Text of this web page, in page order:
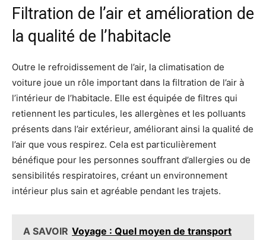
Filtration de l’air et amélioration de
la qualité de l’habitacle
Outre le refroidissement de l’air, la climatisation de
voiture joue un rôle important dans la filtration de l’air à
l’intérieur de l’habitacle. Elle est équipée de filtres qui
retiennent les particules, les allergènes et les polluants
présents dans l’air extérieur, améliorant ainsi la qualité de
l’air que vous respirez. Cela est particulièrement
bénéfique pour les personnes souffrant d’allergies ou de
sensibilités respiratoires, créant un environnement
intérieur plus sain et agréable pendant les trajets.
A SAVOIR Voyage : Quel moyen de transport